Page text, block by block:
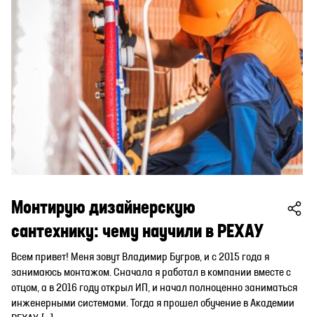
Монтирую дизайнерскую
сантехнику: чему научили в РЕХАУ
Всем привет! Меня зовут Владимир Бугров, и с 2015 года я
занимаюсь монтажом. Сначала я работал в компании вместе с
отцом, а в 2016 году открыл ИП, и начал полноценно заниматься
инженерными системами. Тогда я прошел обучение в Академии